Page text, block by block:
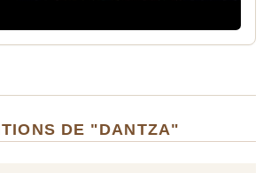
DE "DANTZA"